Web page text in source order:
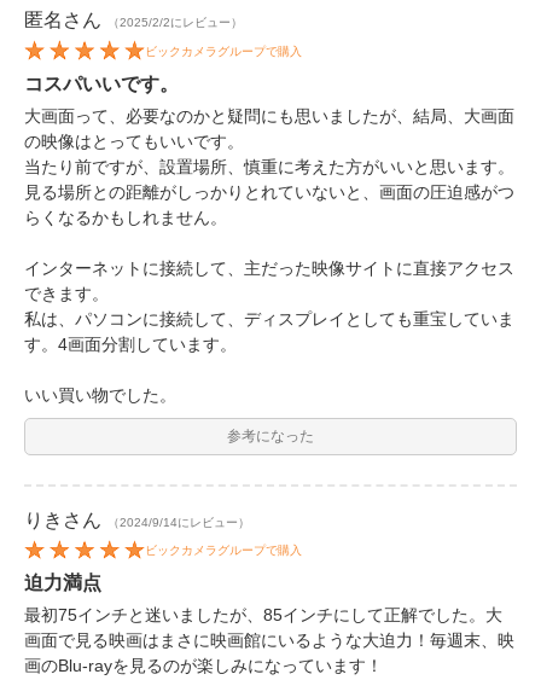
匿名 さん （2025/2/2にレビュー）
ビックカメラグループで購入
コスパいいです。
大画面って、必要なのかと疑問にも思いましたが、結局、大画面
の映像はとってもいいです。
当たり前ですが、設置場所、慎重に考えた方がいいと思います。
見る場所との距離がしっかりとれていないと、画面の圧迫感がつ
らくなるかもしれません。
インターネットに接続して、主だった映像サイトに直接アクセス
できます。
私は、パソコンに接続して、ディスプレイとしても重宝していま
す。4画面分割しています。
いい買い物でした。
参考になった
りき さん （2024/9/14にレビュー）
ビックカメラグループで購入
迫力満点
最初75インチと迷いましたが、85インチにして正解でした。大
画面で見る映画はまさに映画館にいるような大迫力！毎週末、映
画のBlu-rayを見るのが楽しみになっています！